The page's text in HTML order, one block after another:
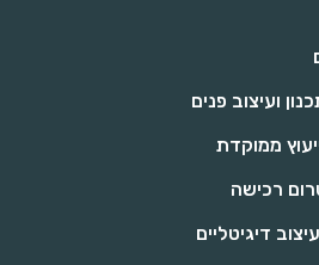
ועיצוב פנים
ממוקדת
רכישה
דיגיטליים